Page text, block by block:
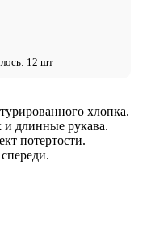
12 шт
хлопка.
длинные рукава.
потертости.